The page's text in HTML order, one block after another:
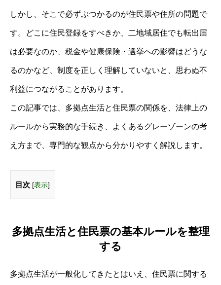
しかし、そこで必ずぶつかるのが住民票や住所の問題で
す。どこに住民登録をすべきか、二地域居住でも転出届
は必要なのか、税金や健康保険・選挙への影響はどうな
るのかなど、制度を正しく理解していないと、思わぬ不
利益につながることがあります。
この記事では、多拠点生活と住民票の関係を、法律上の
ルールから実務的な手続き、よくあるグレーゾーンの考
え方まで、専門的な観点から分かりやすく解説します。
目次 [表示]
多拠点生活と住民票の基本ルールを整理
する
多拠点生活が一般化してきたとはいえ、住民票に関する